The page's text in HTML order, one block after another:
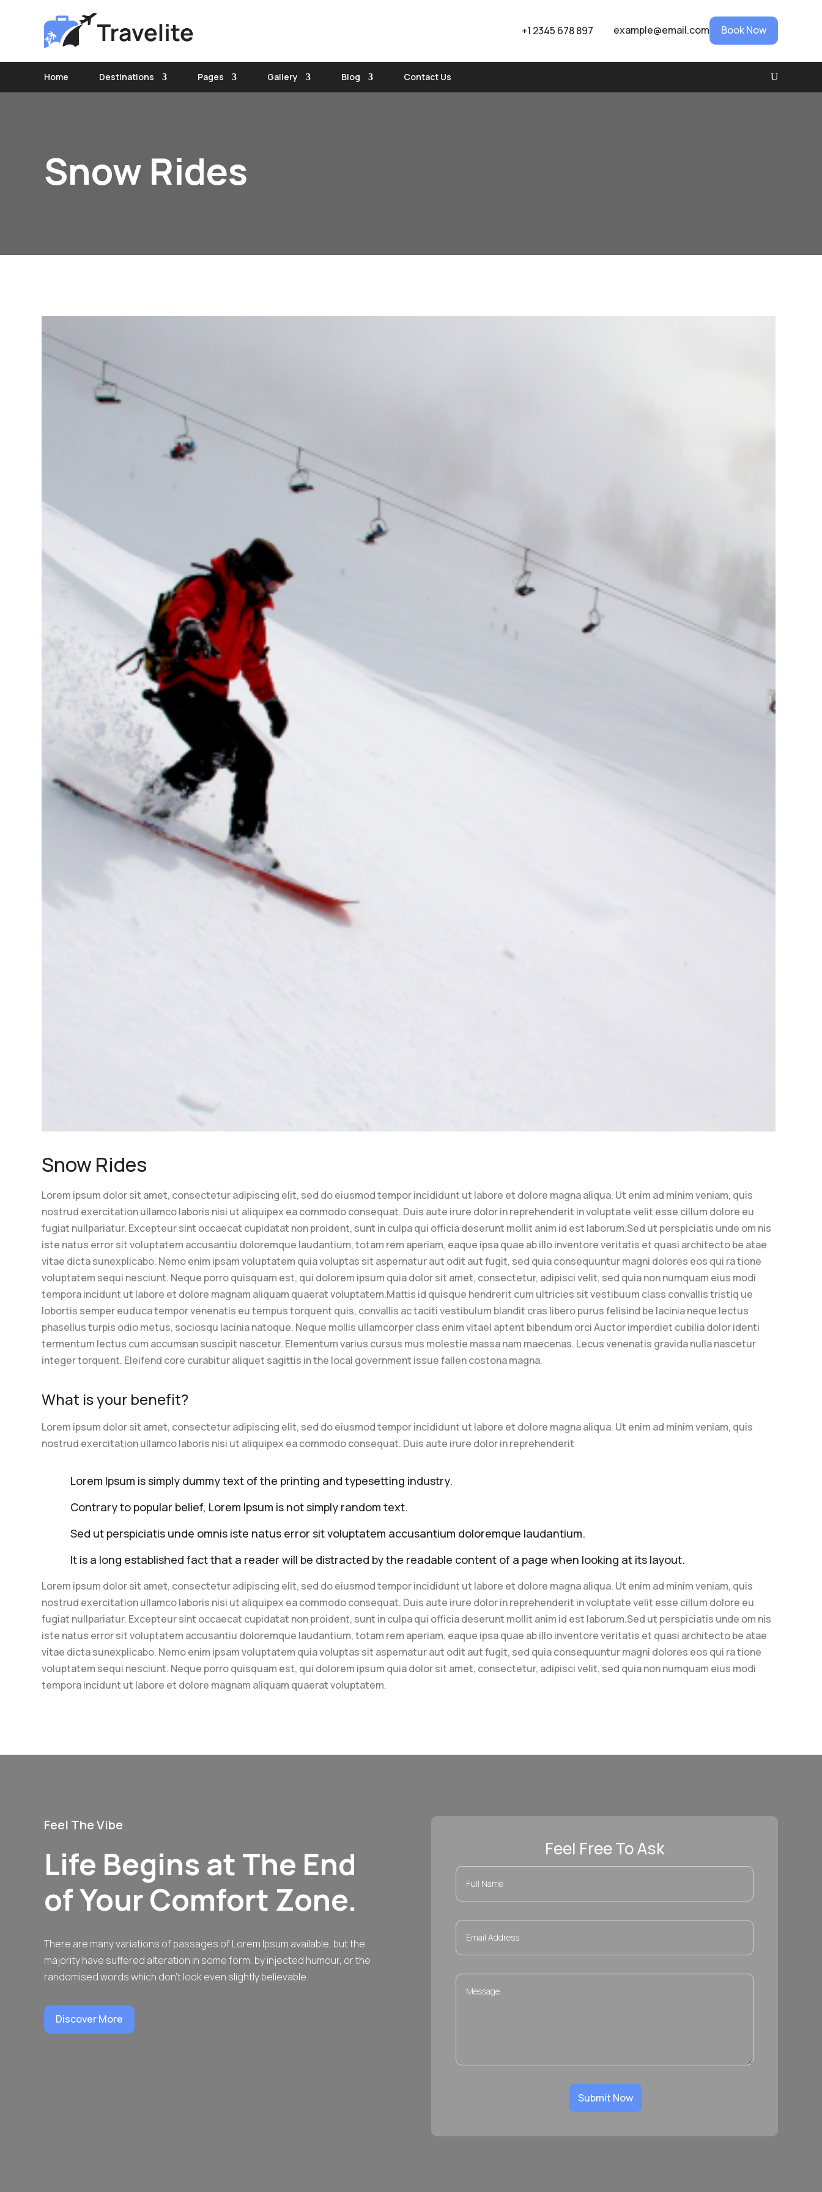
+1 2345 678 897 example@email.com Book Now
Home Destinations Pages Gallery Blog Contact Us
Snow Rides
Snow Rides
Lorem ipsum dolor sit amet, consectetur adipiscing elit, sed do eiusmod tempor incididunt ut labore et dolore magna aliqua. Ut enim ad minim veniam, quis
nostrud exercitation ullamco laboris nisi ut aliquipex ea commodo consequat. Duis aute irure dolor in reprehenderit in voluptate velit esse cillum dolore eu
fugiat nullpariatur. Excepteur sint occaecat cupidatat non proident, sunt in culpa qui officia deserunt mollit anim id est laborum.Sed ut perspiciatis unde om nis
iste natus error sit voluptatem accusantiu doloremque laudantium, totam rem aperiam, eaque ipsa quae ab illo inventore veritatis et quasi architecto be atae
vitae dicta sunexplicabo. Nemo enim ipsam voluptatem quia voluptas sit aspernatur aut odit aut fugit, sed quia consequuntur magni dolores eos qui ra tione
voluptatem sequi nesciunt. Neque porro quisquam est, qui dolorem ipsum quia dolor sit amet, consectetur, adipisci velit, sed quia non numquam eius modi
tempora incidunt ut labore et dolore magnam aliquam quaerat voluptatem.Mattis id quisque hendrerit cum ultricies sit vestibuum class convallis tristiq ue
lobortis semper euduca tempor venenatis eu tempus torquent quis, convallis ac taciti vestibulum blandit cras libero purus felisind be lacinia neque lectus
phasellus turpis odio metus, sociosqu lacinia natoque. Neque mollis ullamcorper class enim vitael aptent bibendum orci Auctor imperdiet cubilia dolor identi
termentum lectus cum accumsan suscipit nascetur. Elementum varius cursus mus molestie massa nam maecenas. Lecus venenatis gravida nulla nascetur
integer torquent. Eleifend core curabitur aliquet sagittis in the local government issue fallen costona magna.
What is your benefit?
Lorem ipsum dolor sit amet, consectetur adipiscing elit, sed do eiusmod tempor incididunt ut labore et dolore magna aliqua. Ut enim ad minim veniam, quis
nostrud exercitation ullamco laboris nisi ut aliquipex ea commodo consequat. Duis aute irure dolor in reprehenderit
Lorem Ipsum is simply dummy text of the printing and typesetting industry.
Contrary to popular belief, Lorem Ipsum is not simply random text.
Sed ut perspiciatis unde omnis iste natus error sit voluptatem accusantium doloremque laudantium.
It is a long established fact that a reader will be distracted by the readable content of a page when looking at its layout.
Lorem ipsum dolor sit amet, consectetur adipiscing elit, sed do eiusmod tempor incididunt ut labore et dolore magna aliqua. Ut enim ad minim veniam, quis
nostrud exercitation ullamco laboris nisi ut aliquipex ea commodo consequat. Duis aute irure dolor in reprehenderit in voluptate velit esse cillum dolore eu
fugiat nullpariatur. Excepteur sint occaecat cupidatat non proident, sunt in culpa qui officia deserunt mollit anim id est laborum.Sed ut perspiciatis unde om nis
iste natus error sit voluptatem accusantiu doloremque laudantium, totam rem aperiam, eaque ipsa quae ab illo inventore veritatis et quasi architecto be atae
vitae dicta sunexplicabo. Nemo enim ipsam voluptatem quia voluptas sit aspernatur aut odit aut fugit, sed quia consequuntur magni dolores eos qui ra tione
voluptatem sequi nesciunt. Neque porro quisquam est, qui dolorem ipsum quia dolor sit amet, consectetur, adipisci velit, sed quia non numquam eius modi
tempora incidunt ut labore et dolore magnam aliquam quaerat voluptatem.
Feel The Vibe
Life Begins at The End
of Your Comfort Zone.
There are many variations of passages of Lorem Ipsum available, but the
majority have suffered alteration in some form, by injected humour, or the
randomised words which don’t look even slightly believable.
Discover More
Feel Free To Ask
Submit Now